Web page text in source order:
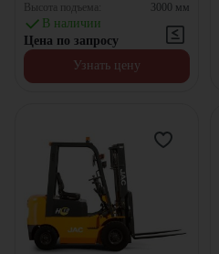
Высота подъема:
3000 мм
В наличии
Цена по запросу
Узнать цену